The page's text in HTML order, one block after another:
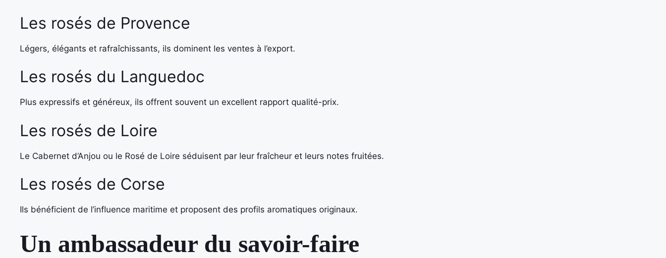
Les rosés de Provence
Légers, élégants et rafraîchissants, ils dominent les ventes à l’export.
Les rosés du Languedoc
Plus expressifs et généreux, ils offrent souvent un excellent rapport qualité-prix.
Les rosés de Loire
Le Cabernet d’Anjou ou le Rosé de Loire séduisent par leur fraîcheur et leurs notes fruitées.
Les rosés de Corse
Ils bénéficient de l’influence maritime et proposent des profils aromatiques originaux.
Un ambassadeur du savoir-faire